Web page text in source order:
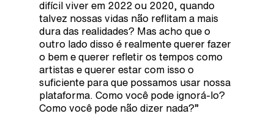
difícil viver em 2022 ou 2020, quando
talvez nossas vidas não reflitam a mais
dura das realidades? Mas acho que o
outro lado disso é realmente querer fazer
o bem e querer refletir os tempos como
artistas e querer estar com isso o
suficiente para que possamos usar nossa
plataforma. Como você pode ignorá-lo?
Como você pode não dizer nada?”